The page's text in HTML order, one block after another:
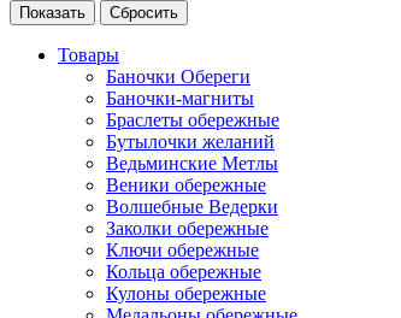
Товары
Баночки Обереги
Баночки-магниты
Браслеты обережные
Бутылочки желаний
Ведьминские Метлы
Веники обережные
Волшебные Ведерки
Заколки обережные
Ключи обережные
Кольца обережные
Кулоны обережные